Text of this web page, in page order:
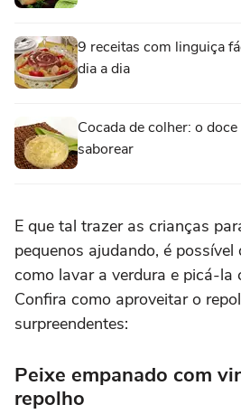
9 receitas com linguiça
dia a dia
Cocada de colher: o
saborear
E que tal trazer as crianças
pequenos ajudando, é
como lavar a verdura e picá-la
Confira como aproveitar o
surpreendentes:
Peixe empanado com
repolho